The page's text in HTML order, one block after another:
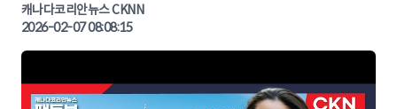
다뉴스 | CKNNEWS, 캐나다코리안뉴스
캐나다코리안뉴스 CKNN
2026-02-07 08:08:15